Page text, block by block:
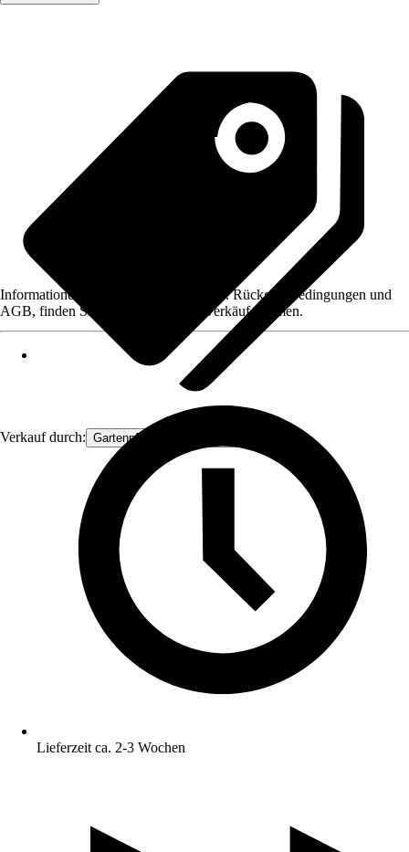
Verkauf durch: Gartenpflanzen Ammerland
Informationen des Verkäufers, wie z. B. Rückgabebedingungen und
AGB, finden Sie bei Klick auf den Verkäufernamen.
Lieferzeit ca. 2-3 Wochen